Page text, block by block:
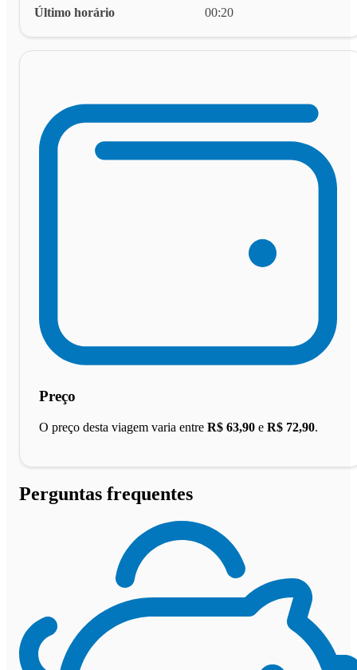
Último horário 00:20
Preço
O preço desta viagem varia entre R$ 63,90 e R$ 72,90.
Perguntas frequentes